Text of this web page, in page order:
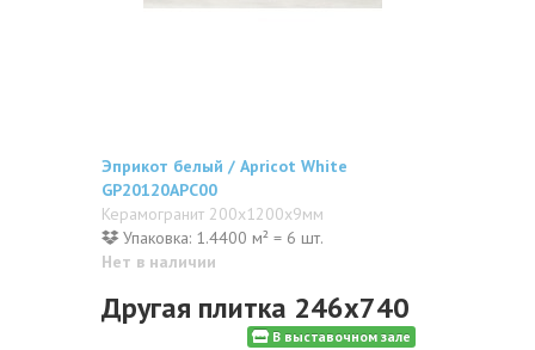
Эприкот белый / Apricot White
GP20120APC00
Керамогранит 200x1200x9мм
Упаковка: 1.4400 м² = 6 шт.
Нет в наличии
Другая плитка 246x740
В выставочном зале